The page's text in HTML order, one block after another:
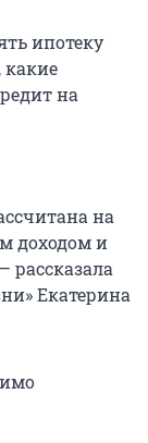
ипотеку
какие
на
на
доходом и
рассказала
Екатерина